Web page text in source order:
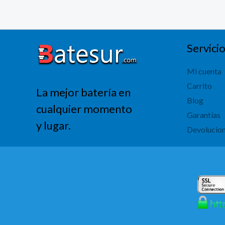
La mejor batería en
cualquier momento
y lugar.
Mi cuenta
Carrito
Blog
Garantías